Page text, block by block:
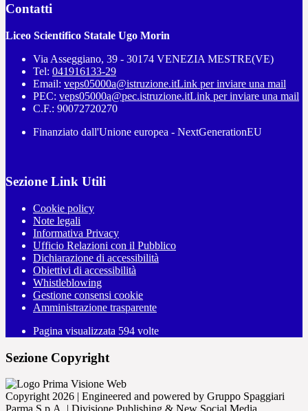
Contatti
Liceo Scientifico Statale Ugo Morin
Via Asseggiano, 39 - 30174 VENEZIA MESTRE(VE)
Tel: 041916133-29
Email: veps05000a@istruzione.itLink per inviare una mail
PEC: veps05000a@pec.istruzione.itLink per inviare una mail
C.F.: 90072720270
Finanziato dall'Unione europea - NextGenerationEU
Sezione Link Utili
Cookie policy
Note legali
Informativa Privacy
Ufficio Relazioni con il Pubblico
Dichiarazione di accessibilità
Obiettivi di accessibilità
Whistleblowing
Gestione consensi cookie
Amministrazione trasparente
Pagina visualizzata 594 volte
Sezione Copyright
Copyright 2026 | Engineered and powered by Gruppo Spaggiari